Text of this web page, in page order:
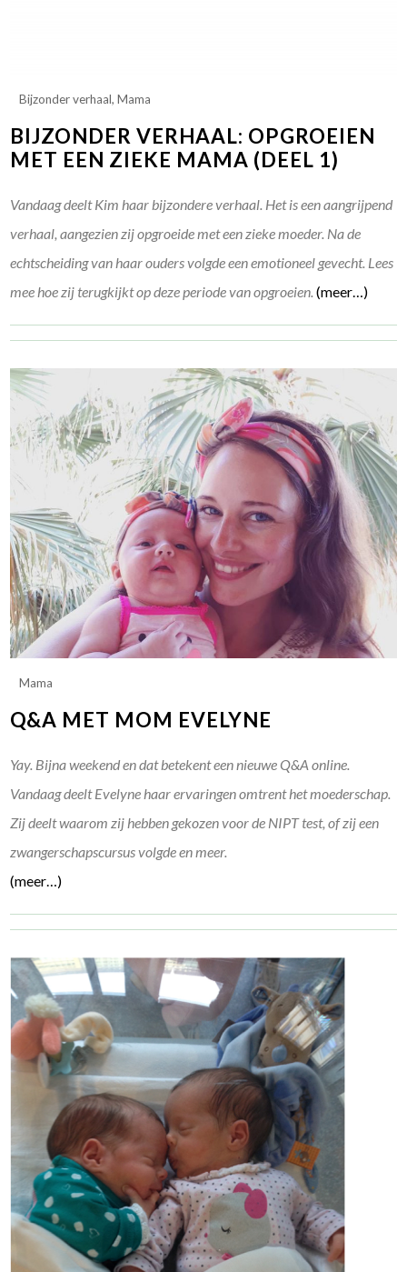
Bijzonder verhaal,Mama
BIJZONDER VERHAAL: OPGROEIEN
MET EEN ZIEKE MAMA (DEEL 1)
Vandaag deelt Kim haar bijzondere verhaal. Het is een aangrijpend
verhaal, aangezien zij opgroeide met een zieke moeder. Na de
echtscheiding van haar ouders volgde een emotioneel gevecht. Lees
mee hoe zij terugkijkt op deze periode van opgroeien. (meer…)
Mama
Q&A MET MOM EVELYNE
Yay. Bijna weekend en dat betekent een nieuwe Q&A online.
Vandaag deelt Evelyne haar ervaringen omtrent het moederschap.
Zij deelt waarom zij hebben gekozen voor de NIPT test, of zij een
zwangerschapscursus volgde en meer.
(meer…)